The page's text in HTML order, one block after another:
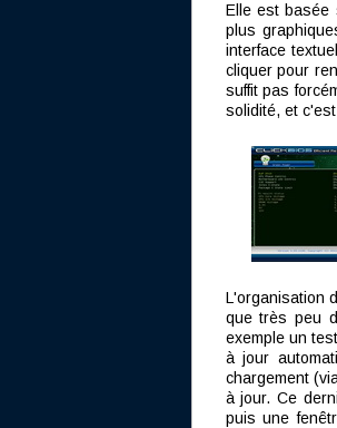
Elle est basée
plus
interface
cliquer pour
suffit pas
solidité, et
L'organisation
que très peu
exemple un
à jour
chargement
à jour. Ce
puis une